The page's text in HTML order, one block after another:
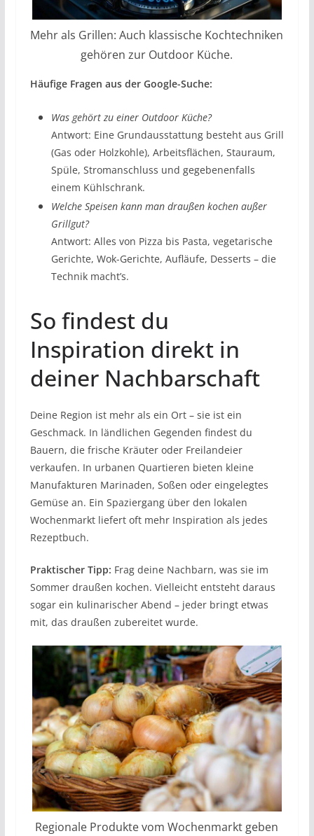
Mehr als Grillen: Auch klassische Kochtechniken
gehören zur Outdoor Küche.
Häufige Fragen aus der Google-Suche:
Was gehört zu einer Outdoor Küche?
Antwort: Eine Grundausstattung besteht aus Grill
(Gas oder Holzkohle), Arbeitsflächen, Stauraum,
Spüle, Stromanschluss und gegebenenfalls
einem Kühlschrank.
Welche Speisen kann man draußen kochen außer
Grillgut?
Antwort: Alles von Pizza bis Pasta, vegetarische
Gerichte, Wok-Gerichte, Aufläufe, Desserts – die
Technik macht’s.
So findest du
Inspiration direkt in
deiner Nachbarschaft
Deine Region ist mehr als ein Ort – sie ist ein
Geschmack. In ländlichen Gegenden findest du
Bauern, die frische Kräuter oder Freilandeier
verkaufen. In urbanen Quartieren bieten kleine
Manufakturen Marinaden, Soßen oder eingelegtes
Gemüse an. Ein Spaziergang über den lokalen
Wochenmarkt liefert oft mehr Inspiration als jedes
Rezeptbuch.
Praktischer Tipp: Frag deine Nachbarn, was sie im
Sommer draußen kochen. Vielleicht entsteht daraus
sogar ein kulinarischer Abend – jeder bringt etwas
mit, das draußen zubereitet wurde.
Regionale Produkte vom Wochenmarkt geben